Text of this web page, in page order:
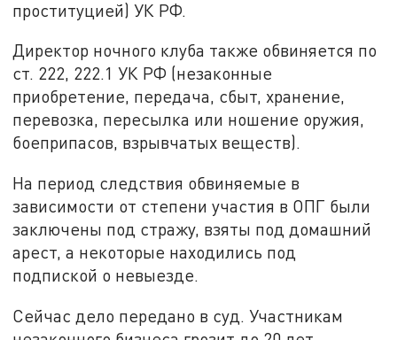
проституцией) УК РФ.
Директор ночного клуба также обвиняется по
ст. 222, 222.1 УК РФ (незаконные
приобретение, передача, сбыт, хранение,
перевозка, пересылка или ношение оружия,
боеприпасов, взрывчатых веществ).
На период следствия обвиняемые в
зависимости от степени участия в ОПГ были
заключены под стражу, взяты под домашний
арест, а некоторые находились под
подпиской о невыезде.
Сейчас дело передано в суд. Участникам